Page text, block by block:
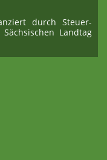
durch Steuer­
Landtag